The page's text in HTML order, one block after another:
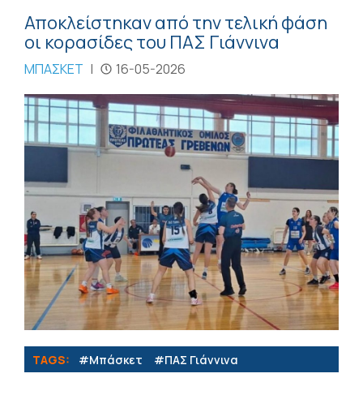
Αποκλείστηκαν από την τελική φάση
οι κορασίδες του ΠΑΣ Γιάννινα
ΜΠΑΣΚΕΤ | 16-05-2026
TAGS: #Μπάσκετ #ΠΑΣ Γιάννινα